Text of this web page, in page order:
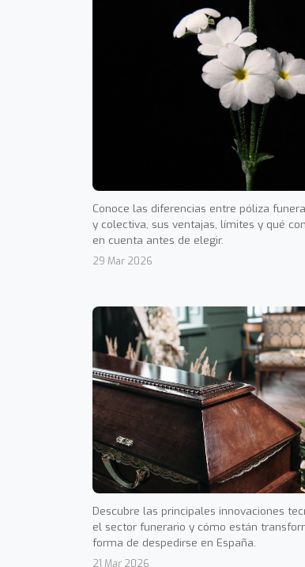
Conoce las diferencias entre póliza
y colectiva, sus ventajas, límites y qué
en cuenta antes de elegir.
29 Mar 2026
Descubre las principales innovaciones
el sector funerario y cómo están
forma de despedirse en España.
21 Mar 2026